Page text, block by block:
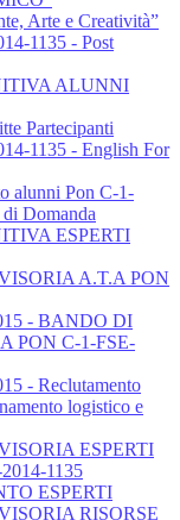
Arte e Creatività”
1135 - Post
ALUNNI
Partecipanti
1135 - English For
alunni Pon C-1-
Domanda
ESPERTI
A.T.A PON
- BANDO DI
PON C-1-FSE-
- Reclutamento
logistico e
ESPERTI
1135
ESPERTI
RISORSE